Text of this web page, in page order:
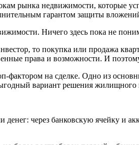
рынка недвижимости, которые
гарантом защиты
Ничего здесь пока не
то покупка или продажа
права и возможности. И
фактором на сделке. Одно из
вариант решения жилищного
денег: через банковскую ячейку и